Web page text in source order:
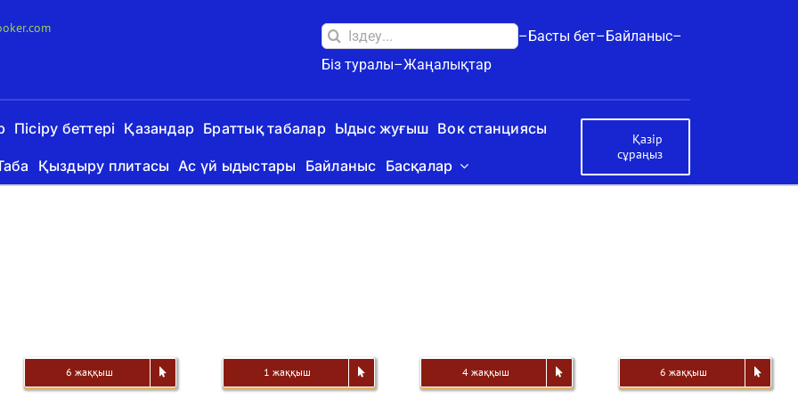
Іздеу: –Басты бет–Байланыс–
Біз туралы–Жаңалықтар
Пісіру беттері Қазандар Браттық табалар Ыдыс жуғыш Вок станциясы
Қыздыру плитасы Ас үй ыдыстары Байланыс Басқалар
Қазір
сұраңыз
6 жаққыш 1 жаққыш 4 жаққыш 6 жаққыш